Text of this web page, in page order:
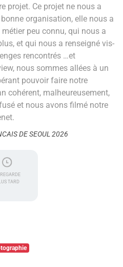
projet. Ce projet ne nous a
organisation, elle nous a
peu connu, qui nous a
et qui nous a renseigné vis-
rencontrés …et
nous sommes allées à un
pouvoir faire notre
cohérent, malheureusement,
et nous avons filmé notre
DE SEOUL 2026
TARD